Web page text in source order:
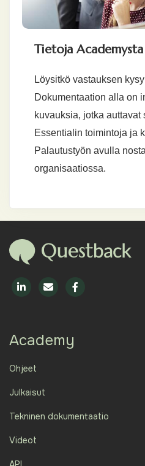
Tietoja Academysta
Löysitkö vastauksen
Dokumentaation alla on
kuvauksia, jotka auttavat
Essentialin toimintoja ja
Palautustyön avulla
organisaatiossa.
Academy
Ohjeet
Julkaisut
Tekninen dokumentaatio
Videot